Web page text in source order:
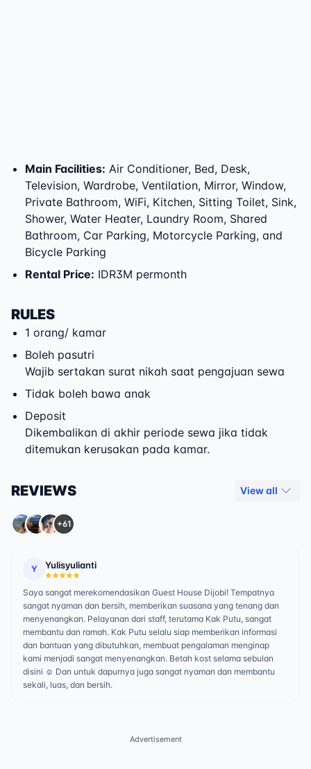
Main Facilities: Air Conditioner, Bed, Desk,
Television, Wardrobe, Ventilation, Mirror, Window,
Private Bathroom, WiFi, Kitchen, Sitting Toilet, Sink,
Shower, Water Heater, Laundry Room, Shared
Bathroom, Car Parking, Motorcycle Parking, and
Bicycle Parking
Rental Price: IDR3M permonth
RULES
1 orang/ kamar
Boleh pasutri
Wajib sertakan surat nikah saat pengajuan sewa
Tidak boleh bawa anak
Deposit
Dikembalikan di akhir periode sewa jika tidak
ditemukan kerusakan pada kamar.
REVIEWS View all
+61
Y Yulisyulianti
Saya sangat merekomendasikan Guest House Dijobi! Tempatnya
sangat nyaman dan bersih, memberikan suasana yang tenang dan
menyenangkan. Pelayanan dari staff, terutama Kak Putu, sangat
membantu dan ramah. Kak Putu selalu siap memberikan informasi
dan bantuan yang dibutuhkan, membuat pengalaman menginap
kami menjadi sangat menyenangkan. Betah kost selama sebulan
disini ☺️ Dan untuk dapurnya juga sangat nyaman dan membantu
sekali, luas, dan bersih.
Advertisement